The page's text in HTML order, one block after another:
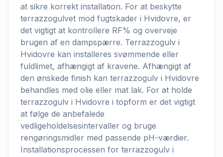
at sikre korrekt installation. For at beskytte
terrazzogulvet mod fugtskader i Hvidovre, er
det vigtigt at kontrollere RF% og overveje
brugen af en dampspærre. Terrazzogulv i
Hvidovre kan installeres svømmende eller
fuldlimet, afhængigt af kravene. Afhængigt af
den ønskede finish kan terrazzogulv i Hvidovre
behandles med olie eller mat lak. For at holde
terrazzogulv i Hvidovre i topform er det vigtigt
at følge de anbefalede
vedligeholdelsesintervaller og bruge
rengøringsmidler med passende pH-værdier.
Installationsprocessen for terrazzogulv i